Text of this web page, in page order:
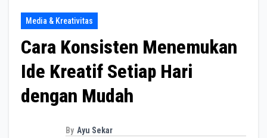
Media & Kreativitas
Cara Konsisten Menemukan
Ide Kreatif Setiap Hari
dengan Mudah
By Ayu Sekar